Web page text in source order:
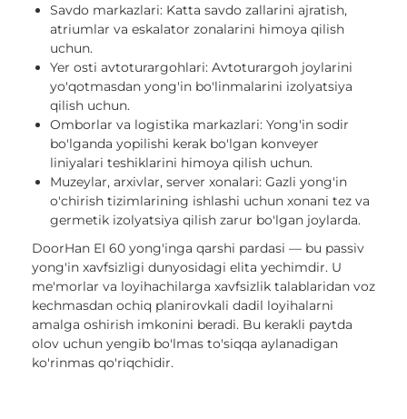
Savdo markazlari: Katta savdo zallarini ajratish,
atriumlar va eskalator zonalarini himoya qilish
uchun.
Yer osti avtoturargohlari: Avtoturargoh joylarini
yo'qotmasdan yong'in bo'linmalarini izolyatsiya
qilish uchun.
Omborlar va logistika markazlari: Yong'in sodir
bo'lganda yopilishi kerak bo'lgan konveyer
liniyalari teshiklarini himoya qilish uchun.
Muzeylar, arxivlar, server xonalari: Gazli yong'in
o'chirish tizimlarining ishlashi uchun xonani tez va
germetik izolyatsiya qilish zarur bo'lgan joylarda.
DoorHan EI 60 yong'inga qarshi pardasi — bu passiv
yong'in xavfsizligi dunyosidagi elita yechimdir. U
me'morlar va loyihachilarga xavfsizlik talablaridan voz
kechmasdan ochiq planirovkali dadil loyihalarni
amalga oshirish imkonini beradi. Bu kerakli paytda
olov uchun yengib bo'lmas to'siqqa aylanadigan
ko'rinmas qo'riqchidir.